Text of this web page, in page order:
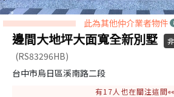
此為其他仲介業者物件
邊間大地坪大面寬全新別墅
(RS83296HB)
台中市烏日區溪南路二段
有17人也在關注這間